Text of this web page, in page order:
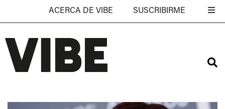
ACERCA DE VIBE SUSCRIBIRME